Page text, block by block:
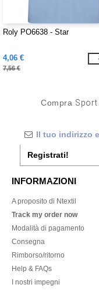
Roly PO6638 - Star
4,06 €
7,56 €
Compra Sport
Registrati!
INFORMAZIONI
A proposito di Ntextil
Track my order now
Modalità di pagamento
Consegna
Rimborso/ritorno
Help & FAQs
I nostri impegni